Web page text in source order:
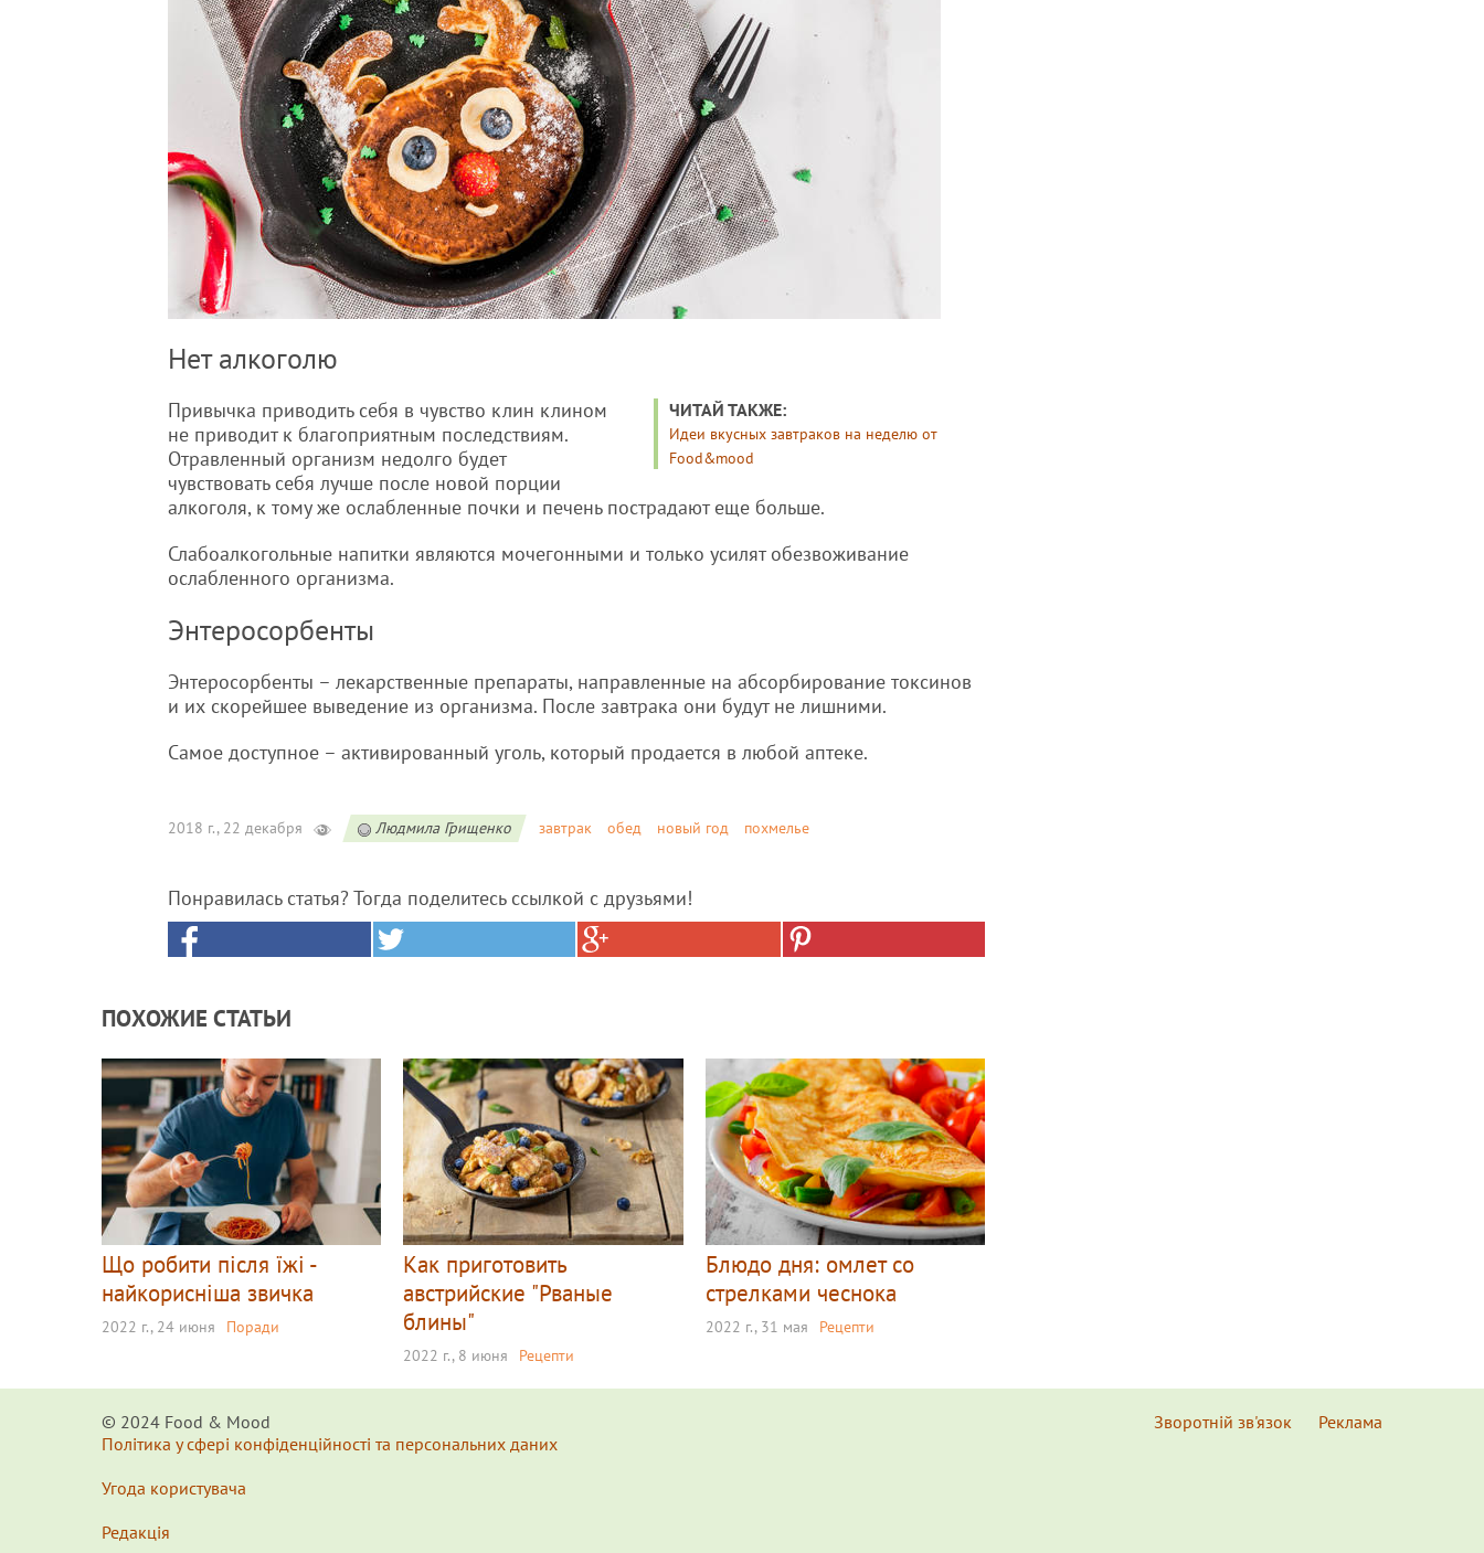
Нет алкоголю
ЧИТАЙ ТАКЖЕ:
Идеи вкусных завтраков на неделю от
Food&mood
Привычка приводить себя в чувство клин клином
не приводит к благоприятным последствиям.
Отравленный организм недолго будет
чувствовать себя лучше после новой порции
алкоголя, к тому же ослабленные почки и печень пострадают еще больше.
Слабоалкогольные напитки являются мочегонными и только усилят обезвоживание
ослабленного организма.
Энтеросорбенты
Энтеросорбенты – лекарственные препараты, направленные на абсорбирование токсинов
и их скорейшее выведение из организма. После завтрака они будут не лишними.
Самое доступное – активированный уголь, который продается в любой аптеке.
2018 г., 22 декабря Людмила Грищенко завтрак обед новый год похмелье
Понравилась статья? Тогда поделитесь ссылкой с друзьями!
ПОХОЖИЕ СТАТЬИ
Що робити після їжі -
найкорисніша звичка
2022 г., 24 июня Поради
Как приготовить
австрийские "Рваные
блины"
2022 г., 8 июня Рецепти
Блюдо дня: омлет со
стрелками чеснока
2022 г., 31 мая Рецепти
© 2024 Food & Мood
Політика у сфері конфіденційності та персональних даних
Угода користувача
Редакція
Зворотній зв'язок Реклама